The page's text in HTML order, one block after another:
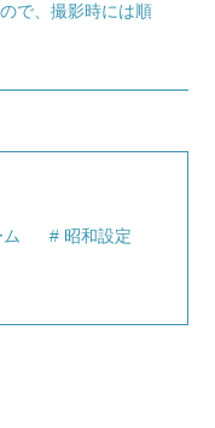
で、撮影時には順
昭和設定